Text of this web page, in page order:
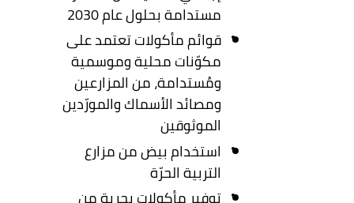
مستدامة بحلول عام 2030
قوائم مأكولات تعتمد على
مكوّنات محلية وموسمية
ومُستدامة، من المزارعين
ومصائد الأسماك والمورّدين
الموثوقين
استخدام بيض من مزارع
التربية الحرّة